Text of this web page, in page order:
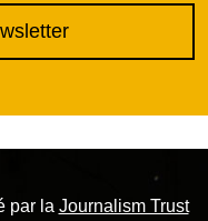
par la Journalism Trust